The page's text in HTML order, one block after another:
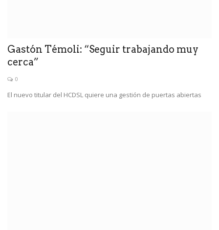
Gastón Témoli: “Seguir trabajando muy
cerca”
0
El nuevo titular del HCDSL quiere una gestión de puertas abiertas